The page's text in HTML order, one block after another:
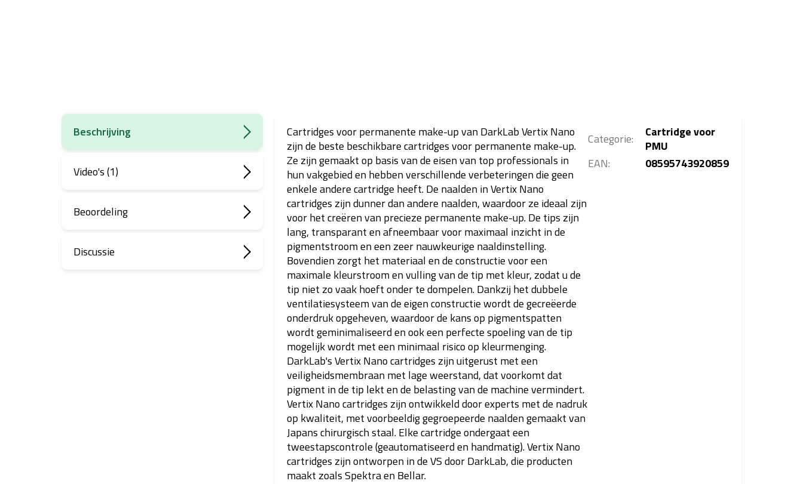
Beschrijving
Video's (1)
Beoordeling
Discussie
Cartridges voor permanente make-up van DarkLab Vertix Nano
zijn de beste beschikbare cartridges voor permanente make-up.
Ze zijn gemaakt op basis van de eisen van top professionals in
hun vakgebied en hebben verschillende verbeteringen die geen
enkele andere cartridge heeft. De naalden in Vertix Nano
cartridges zijn dunner dan andere naalden, waardoor ze ideaal zijn
voor het creëren van precieze permanente make-up. De tips zijn
lang, transparant en afneembaar voor maximaal inzicht in de
pigmentstroom en een zeer nauwkeurige naaldinstelling.
Bovendien zorgt het materiaal en de constructie voor een
maximale kleurstroom en vulling van de tip met kleur, zodat u de
tip niet zo vaak hoeft onder te dompelen. Dankzij het dubbele
ventilatiesysteem van de eigen constructie wordt de gecreëerde
onderdruk opgeheven, waardoor de kans op pigmentspatten
wordt geminimaliseerd en ook een perfecte spoeling van de tip
mogelijk wordt met een minimaal risico op kleurmenging.
DarkLab's Vertix Nano cartridges zijn uitgerust met een
veiligheidsmembraan met lage weerstand, dat voorkomt dat
pigment in de tip lekt en de belasting van de machine vermindert.
Vertix Nano cartridges zijn ontwikkeld door experts met de nadruk
op kwaliteit, met voorbeeldig gegroepeerde naalden gemaakt van
Japans chirurgisch staal. Elke cartridge ondergaat een
tweestapscontrole (geautomatiseerd en handmatig). Vertix Nano
cartridges zijn ontworpen in de VS door DarkLab, die producten
maakt zoals Spektra en Bellar.
Categorie:
Cartridge voor
PMU
EAN: 08595743920859